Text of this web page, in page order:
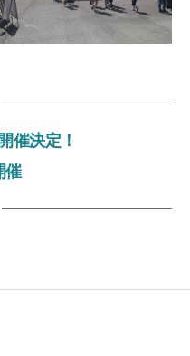
催決定！
催